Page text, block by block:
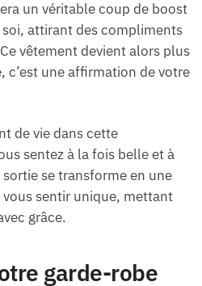
un véritable coup de boost
attirant des compliments
vêtement devient alors plus
c’est une affirmation de votre
de vie dans cette
sentez à la fois belle et à
sortie se transforme en une
sentir unique, mettant
grâce.
garde-robe